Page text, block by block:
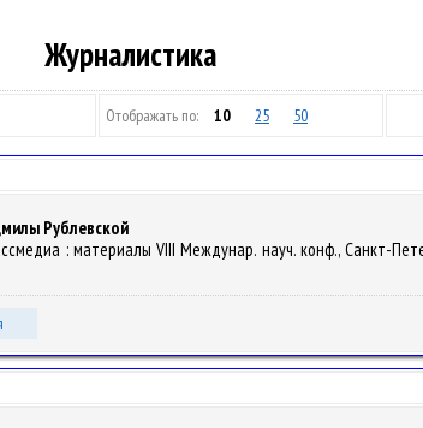
Журналистика
Отображать по: 10 25 50
Рублевской
: материалы VІІI Междунар. науч. конф., Санкт-